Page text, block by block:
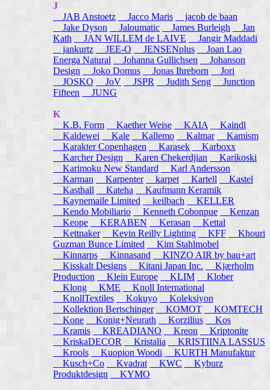
J
JAB Anstoetz
Jacco Maris
jacob de baan
Jake Dyson
Jaloumatic James Burleigh
Jan
Kath
JAN WILLEM de LAIVE
Jangir Maddadi
jankurtz JEE-O JENSENplus
Joan Lao
Energa Natural
Johanna Gullichsen
Johanson
Design
Joko Domus Jonas Ihreborn
Jori
JOSKO
JoV JSPR Judith Seng
Junction
Fifteen
JUNG
K
K.B. Form
Kaether Weise KAIA
Kaindl
Kaldewei
Kale Kallemo Kalmar
Kamism
Karakter Copenhagen
Karasek
Karboxx
Karcher Design
Karen Chekerdjian
Karikoski
Karimoku New Standard
Karl Andersson
Karman
Karpenter karpet Kartell
Kastel
Kasthall
Kateha
Kaufmann Keramik
Kaynemaile Limited keilbach
KELLER
Kendo Mobiliario
Kenneth Cobonpue
Kenzan
Keope
KERABEN Kerasan
Kettal
Kettnaker Kevin Reilly Lighting KFF
Khouri
Guzman Bunce Limited
Kim Stahlmobel
Kinnarps
Kinnasand
KINZO AIR by bau+art
Kisskalt Designs
Kitani Japan Inc.
Kjærholm
Production
Klein Europe KLIM
Klober
Klong
KME
Knoll International
KnollTextiles
Kokuyo
Koleksiyon
Kollektion Bertschinger KOMOT
KOMTECH
Kone
Konig+Neurath Korzilius
Kos
Kramis
KREADIANO Kreon
Kriptonite
KriskaDECOR
Kristalia
KRISTIINA LASSUS
Krools
Kuopion Woodi
KURTH Manufaktur
Kusch+Co
Kvadrat KWC
Kyburz
Produktdesign
KYMO